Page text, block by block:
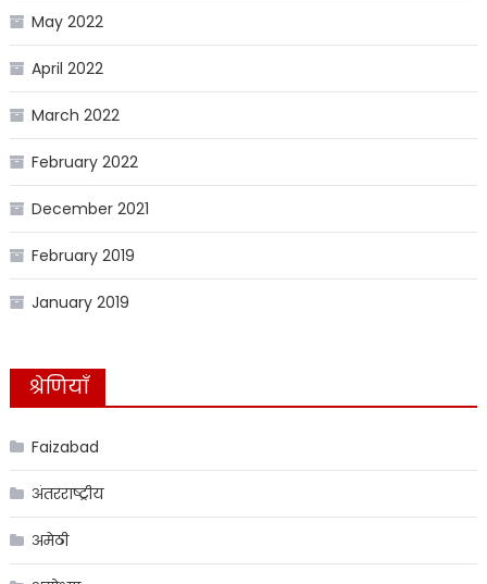
May 2022
April 2022
March 2022
February 2022
December 2021
February 2019
January 2019
श्रेणियाँ
Faizabad
अंतरराष्ट्रीय
अमेठी